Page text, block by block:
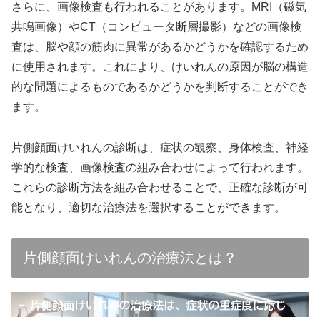
さらに、画像検査も行われることがあります。MRI（磁気
共鳴画像）やCT（コンピュータ断層撮影）などの画像検
査は、脳や顔の筋肉に異常があるかどうかを確認するため
に使用されます。これにより、けいれんの原因が脳の構造
的な問題によるものであるかどうかを判断することができ
ます。
片側顔面けいれんの診断は、症状の観察、身体検査、神経
学的な検査、画像検査の組み合わせによって行われます。
これらの診断方法を組み合わせることで、正確な診断が可
能となり、適切な治療法を選択することができます。
片側顔面けいれんの治療法とは？